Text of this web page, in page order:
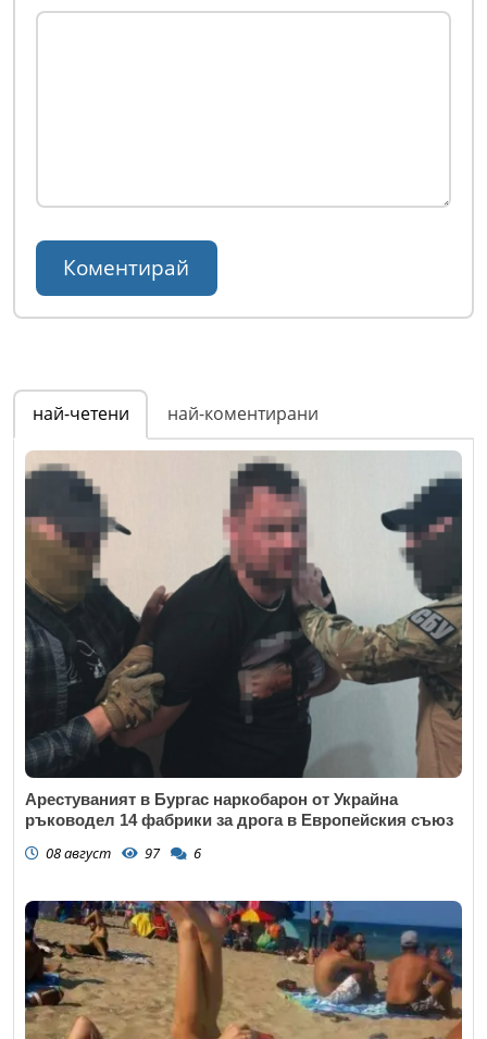
най-четени най-коментирани
Арестуваният в Бургас наркобарон от Украйна
ръководел 14 фабрики за дрога в Европейския съюз
08 август 97 6